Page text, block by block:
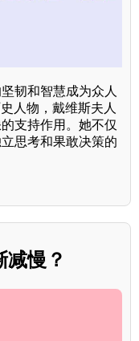
韧和智慧成为众人
人物，戴维斯夫人
支持作用。她不仅
思考和果敢决策的
减慢？